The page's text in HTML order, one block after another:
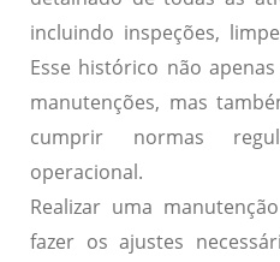
incluindo inspeções,
Esse histórico não
manutenções, mas
cumprir normas
operacional.
Realizar uma
fazer os ajustes